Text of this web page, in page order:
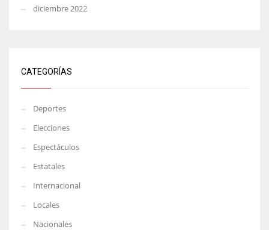
diciembre 2022
CATEGORÍAS
Deportes
Elecciones
Espectáculos
Estatales
Internacional
Locales
Nacionales